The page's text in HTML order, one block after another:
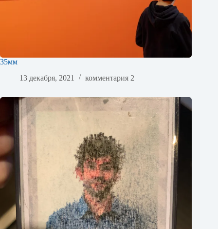
35мм
13 декабря, 2021
комментария 2